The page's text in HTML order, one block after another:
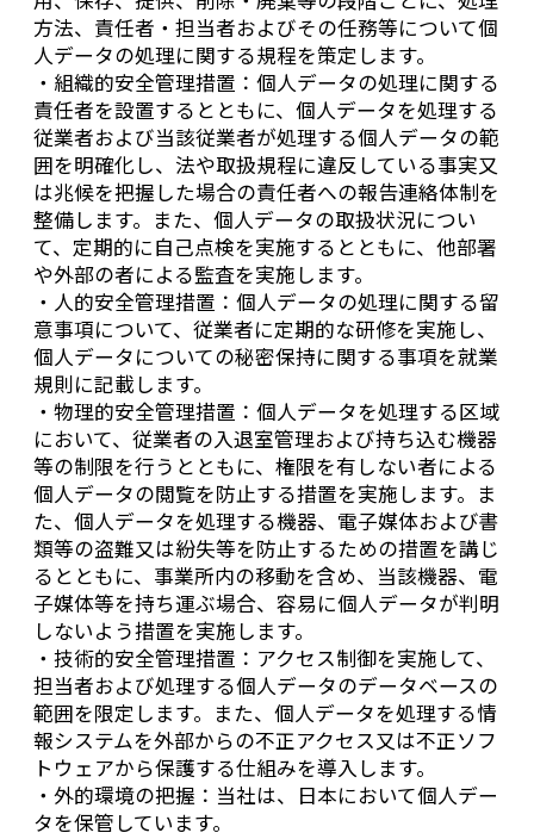
方法、責任者・担当者およびその任務等について個
人データの処理に関する規程を策定します。
・組織的安全管理措置：個人データの処理に関する
責任者を設置するとともに、個人データを処理する
従業者および当該従業者が処理する個人データの範
囲を明確化し、法や取扱規程に違反している事実又
は兆候を把握した場合の責任者への報告連絡体制を
整備します。また、個人データの取扱状況につい
て、定期的に自己点検を実施するとともに、他部署
や外部の者による監査を実施します。
・人的安全管理措置：個人データの処理に関する留
意事項について、従業者に定期的な研修を実施し、
個人データについての秘密保持に関する事項を就業
規則に記載します。
・物理的安全管理措置：個人データを処理する区域
において、従業者の入退室管理および持ち込む機器
等の制限を行うとともに、権限を有しない者による
個人データの閲覧を防止する措置を実施します。ま
た、個人データを処理する機器、電子媒体および書
類等の盗難又は紛失等を防止するための措置を講じ
るとともに、事業所内の移動を含め、当該機器、電
子媒体等を持ち運ぶ場合、容易に個人データが判明
しないよう措置を実施します。
・技術的安全管理措置：アクセス制御を実施して、
担当者および処理する個人データのデータベースの
範囲を限定します。また、個人データを処理する情
報システムを外部からの不正アクセス又は不正ソフ
トウェアから保護する仕組みを導入します。
・外的環境の把握：当社は、日本において個人デー
タを保管しています。